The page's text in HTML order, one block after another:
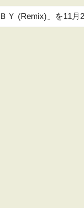
Ｙ (Remix)」を11月